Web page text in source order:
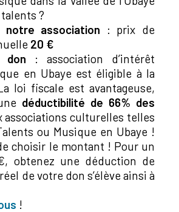
?
notre association : prix de
20 €
don : association d’intérêt
en Ubaye est éligible à la
loi fiscale est avantageuse,
déductibilité de 66% des
associations culturelles telles
ou Musique en Ubaye !
choisir le montant ! Pour un
obtenez une déduction de
de votre don s’élève ainsi à
!